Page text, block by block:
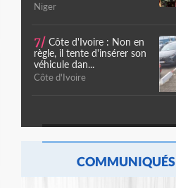
Niger
7/ Côte d'Ivoire : Non en
règle, il tente d'insérer son
véhicule dan...
Côte d'Ivoire
COMMUNIQUÉS